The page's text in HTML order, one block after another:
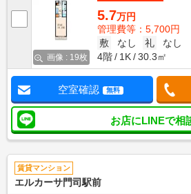
画像 : 19枚
5.7万円
管理費等：5,700円
敷
なし 礼
なし
4階
1K 30.3㎡
空室確認 無料
お店にLINEで相
賃貸マンション
エルカーサ門司駅前